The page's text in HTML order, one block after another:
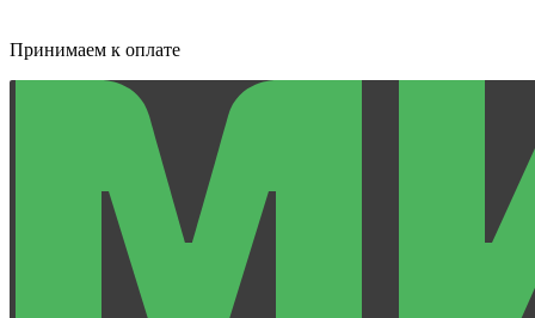
Принимаем к оплате